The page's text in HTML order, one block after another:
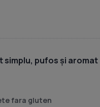
simplu, pufos și aromat
fara gluten